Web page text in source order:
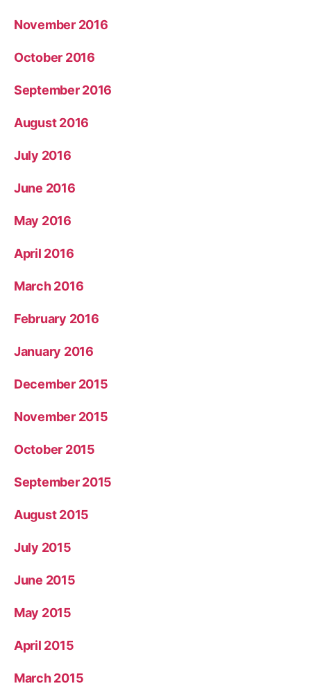
November 2016
October 2016
September 2016
August 2016
July 2016
June 2016
May 2016
April 2016
March 2016
February 2016
January 2016
December 2015
November 2015
October 2015
September 2015
August 2015
July 2015
June 2015
May 2015
April 2015
March 2015